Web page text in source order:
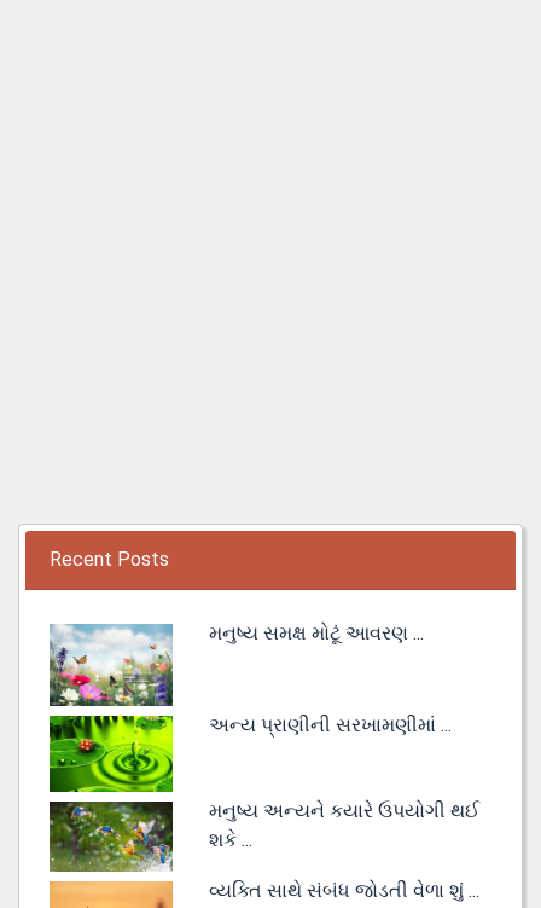
Recent Posts
મનુષ્ય સમક્ષ મોટૂં આવરણ ...
અન્ય પ્રાણીની સરખામણીમાં ...
મનુષ્ય અન્યને કયારે ઉપયોગી થઈ
શકે ...
વ્યક્તિ સાથે સંબંધ જોડતી વેળા શું ...